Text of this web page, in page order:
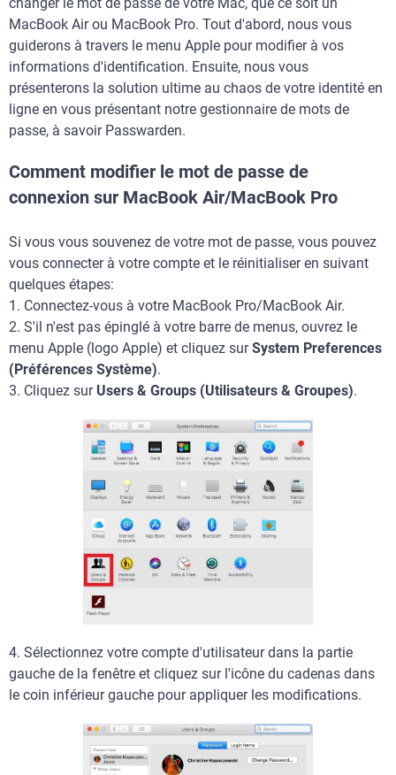
MacBook Air ou MacBook Pro. Tout d'abord, nous vous
guiderons à travers le menu Apple pour modifier à vos
informations d'identification. Ensuite, nous vous
présenterons la solution ultime au chaos de votre identité en
ligne en vous présentant notre gestionnaire de mots de
passe, à savoir Passwarden.
Comment modifier le mot de passe de
connexion sur MacBook Air/MacBook Pro
Si vous vous souvenez de votre mot de passe, vous pouvez
vous connecter à votre compte et le réinitialiser en suivant
quelques étapes:
1. Connectez-vous à votre MacBook Pro/MacBook Air.
2. S'il n'est pas épinglé à votre barre de menus, ouvrez le
menu Apple (logo Apple) et cliquez surSystem Preferences
(Préférences Système).
3. Cliquez sur Users & Groups (Utilisateurs & Groupes).
4. Sélectionnez votre compte d'utilisateur dans la partie
gauche de la fenêtre et cliquez sur l'icône du cadenas dans
le coin inférieur gauche pour appliquer les modifications.